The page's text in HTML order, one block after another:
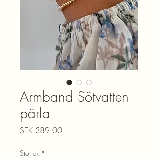
Armband Sötvatten
pärla
SEK 389.00Price
Storlek *